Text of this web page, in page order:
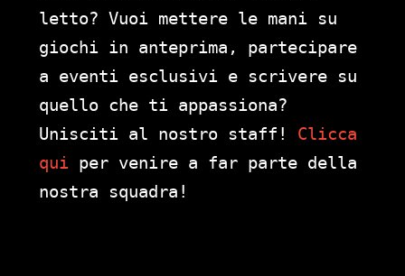
letto? Vuoi mettere le mani su
giochi in anteprima, partecipare
a eventi esclusivi e scrivere su
quello che ti appassiona?
Unisciti al nostro staff! Clicca
qui per venire a far parte della
nostra squadra!